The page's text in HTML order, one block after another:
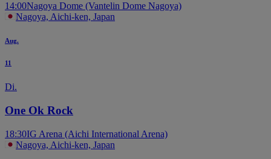
14:00Nagoya Dome (Vantelin Dome Nagoya)
Nagoya, Aichi-ken, Japan
Aug.
11
Di.
One Ok Rock
18:30IG Arena (Aichi International Arena)
Nagoya, Aichi-ken, Japan